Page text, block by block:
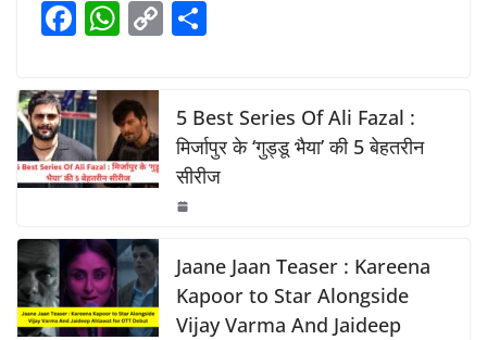
b
o
k
A
p
Li
k
F
c
e
b
o
o
k
W
at
s
A
p
p
C
y
Li
n
k
e
5 Best Series Of Ali Fazal :
मिर्जापुर के ‘गुड्डू भैया’ की 5 बेहतरीन
सीरीज
Jaane Jaan Teaser : Kareena
Kapoor to Star Alongside
Vijay Varma And Jaideep